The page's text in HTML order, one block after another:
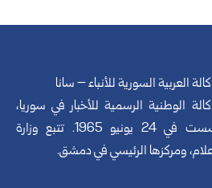
العربية السورية للأنباء – سانا
الوطنية الرسمية للأخبار في سوريا،
تأسست في 24 يونيو 1965. تتبع وزارة
ومركزها الرئيسي في دمشق.